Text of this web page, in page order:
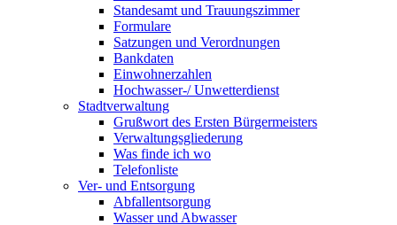
Standesamt und Trauungszimmer
Formulare
Satzungen und Verordnungen
Bankdaten
Einwohnerzahlen
Hochwasser-/ Unwetterdienst
Stadtverwaltung
Grußwort des Ersten Bürgermeisters
Verwaltungsgliederung
Was finde ich wo
Telefonliste
Ver- und Entsorgung
Abfallentsorgung
Wasser und Abwasser